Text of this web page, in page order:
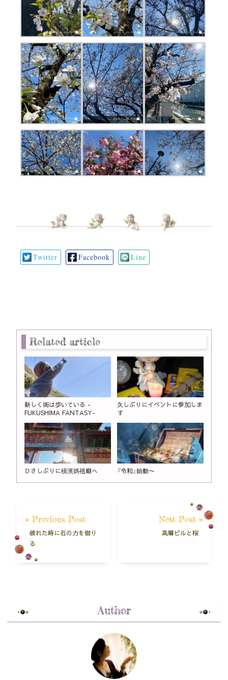
Twitter Facebook Line
Related article
新しく街は歩いている -
FUKUSHIMA FANTASY-
久しぶりにイベントに参加しま
す
ひさしぶりに橫濱媽祖廟へ 『令和』始動〜
« Previous Post
疲れた時に石の力を借り
る
Next Post »
高層ビルと桜
Author